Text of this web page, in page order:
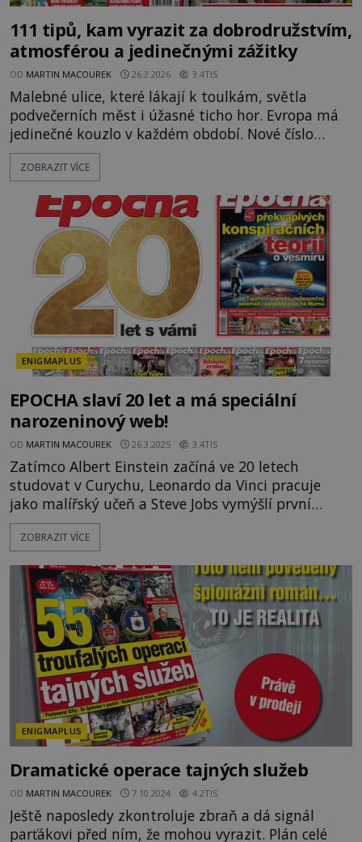
111 tipů, kam vyrazit za dobrodružstvím,
atmosférou a jedinečnými zážitky
OD MARTIN MACOUREK 26.2.2026 3.4TIS
Malebné ulice, které lákají k toulkám, světla
podvečerních měst i úžasné ticho hor. Evropa má
jedinečné kouzlo v každém období. Nové číslo
Světa na dlani Speciál vás zve na cestu plnou
inspirace, dobrodružství i romantiky. Přinášíme
Evropy v celé její podobě. Města s
neopakovatelnou atmosférou Vydejte se s námi na
prohlídku měst, která patří k
ZOBRAZIT VÍCE
ENIGMAPLUS
EPOCHA slaví 20 let a má speciální
narozeninový web!
OD MARTIN MACOUREK 26.3.2025 3.4TIS
Zatímco Albert Einstein začíná ve 20 letech
studovat v Curychu, Leonardo da Vinci pracuje
jako malířský učeň a Steve Jobs vymýšlí první
prototyp svého počítače, EPOCHA má za sebou 520
vydání a směle pokračuje dál. Právě v těchto
této příležitosti jsme vydali speciální webovou
stránku epocha20let.cz, kde na vás čeká nejedno
překvapení. Co jsme p
ZOBRAZIT VÍCE
ENIGMAPLUS
Dramatické operace tajných služeb
OD MARTIN MACOUREK 7.10.2024 4.2TIS
Ještě naposledy zkontroluje zbraň a dá signál
parťákovi před ním, že mohou vyrazit. Plán celé